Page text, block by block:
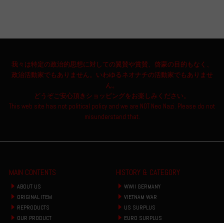
我々は特定の政治的思想に対しての翼賛や賞賛、啓蒙の目的もなく、
政治活動家でもありません。いわゆるネオナチの活動家でもありませ
ん。
どうぞご安心頂きショッピングをお楽しみください。
This web site has not political policy and we are NOT Neo Nazi. Please do not
misunderstand that.
MAIN CONTENTS
ABOUT US
ORIGINAL ITEM
REPRODUCTS
OUR PRODUCT
HISTORY & CATEGORY
WWII GERMANY
VIETNAM WAR
US SURPLUS
EURO SURPLUS